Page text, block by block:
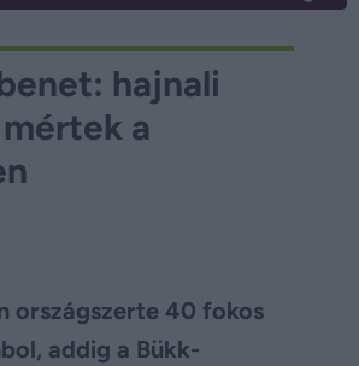
hajnali
a
országszerte 40 fokos
addig a Bükk-